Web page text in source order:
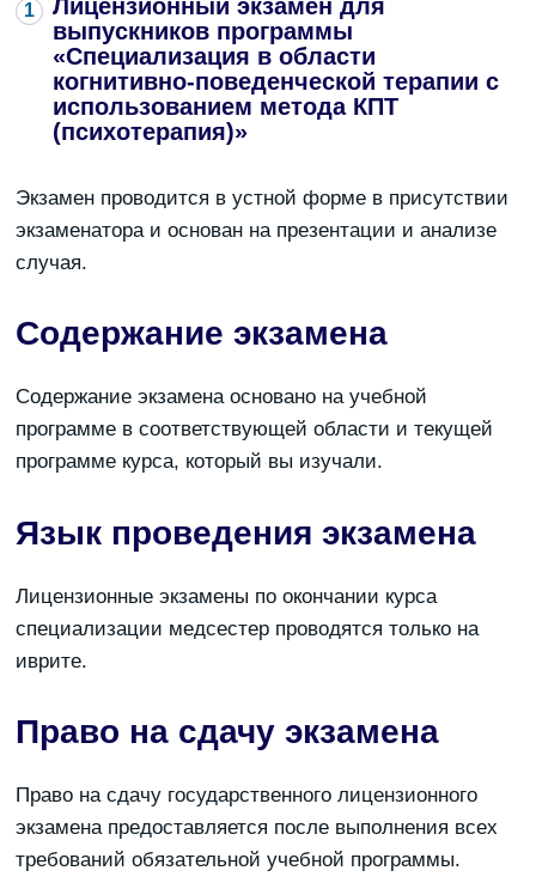
Лицензионный экзамен для
выпускников программы
«Специализация в области
когнитивно-поведенческой терапии с
использованием метода КПТ
(психотерапия)»
Экзамен проводится в устной форме в присутствии
экзаменатора и основан на презентации и анализе
случая.
Содержание экзамена
Содержание экзамена основано на учебной
программе в соответствующей области и текущей
программе курса, который вы изучали.
Язык проведения экзамена
Лицензионные экзамены по окончании курса
специализации медсестер проводятся только на
иврите.
Право на сдачу экзамена
Право на сдачу государственного лицензионного
экзамена предоставляется после выполнения всех
требований обязательной учебной программы.